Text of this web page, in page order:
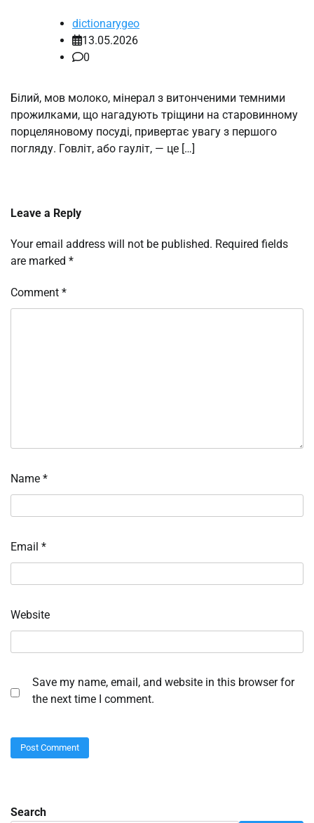
dictionarygeo
13.05.2026
0
Білий, мов молоко, мінерал з витонченими темними
прожилками, що нагадують тріщини на старовинному
порцеляновому посуді, привертає увагу з першого
погляду. Говліт, або гауліт, — це […]
Leave a Reply
Your email address will not be published. Required fields
are marked *
Comment *
Name *
Email *
Website
Save my name, email, and website in this browser for
the next time I comment.
Search